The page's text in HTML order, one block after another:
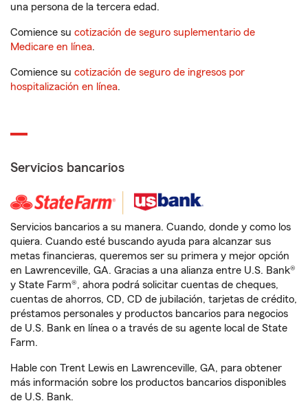
una persona de la tercera edad.
Comience su cotización de seguro suplementario de
Medicare en línea.
Comience su cotización de seguro de ingresos por
hospitalización en línea.
Servicios bancarios
Servicios bancarios a su manera. Cuando, donde y como los
quiera. Cuando esté buscando ayuda para alcanzar sus
metas financieras, queremos ser su primera y mejor opción
en Lawrenceville, GA. Gracias a una alianza entre U.S. Bank®
y State Farm®, ahora podrá solicitar cuentas de cheques,
cuentas de ahorros, CD, CD de jubilación, tarjetas de crédito,
préstamos personales y productos bancarios para negocios
de U.S. Bank en línea o a través de su agente local de State
Farm.
Hable con Trent Lewis en Lawrenceville, GA, para obtener
más información sobre los productos bancarios disponibles
de U.S. Bank.